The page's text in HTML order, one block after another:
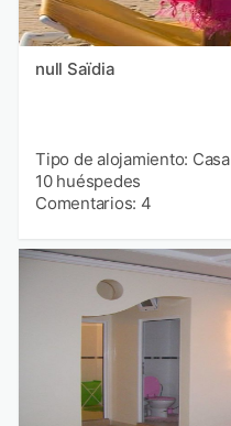
null Saïdia
Tipo de alojamiento: Casa
10 huéspedes
Comentarios: 4